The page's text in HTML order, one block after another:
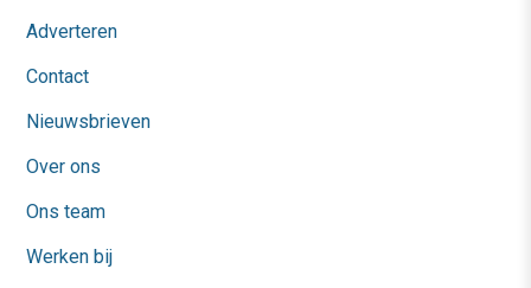
Adverteren
Contact
Nieuwsbrieven
Over ons
Ons team
Werken bij